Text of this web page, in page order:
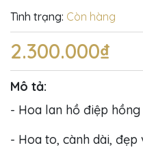
Tình trạng: Còn hàng
2.300.000₫
Mô tả:
- Hoa lan hồ điệp hồng
- Hoa to, cành dài,